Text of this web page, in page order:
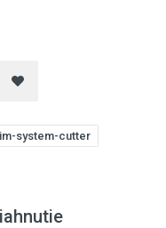
system-cutter